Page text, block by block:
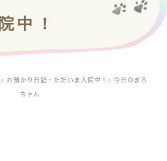
院中！
お預かり日記・ただいま入院中！ 今日のまろ
ちゃん